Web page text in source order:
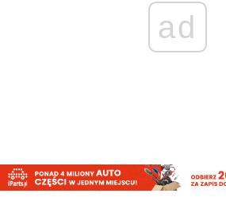
ad